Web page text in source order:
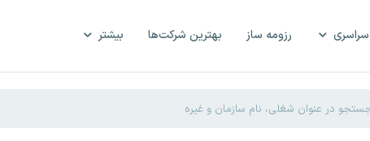
رزومه ساز بهترین شرکت‌ها بیشتر